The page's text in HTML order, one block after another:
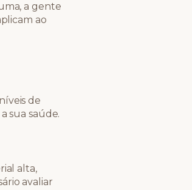
a gente
ao
de
sua saúde.
alta,
avaliar